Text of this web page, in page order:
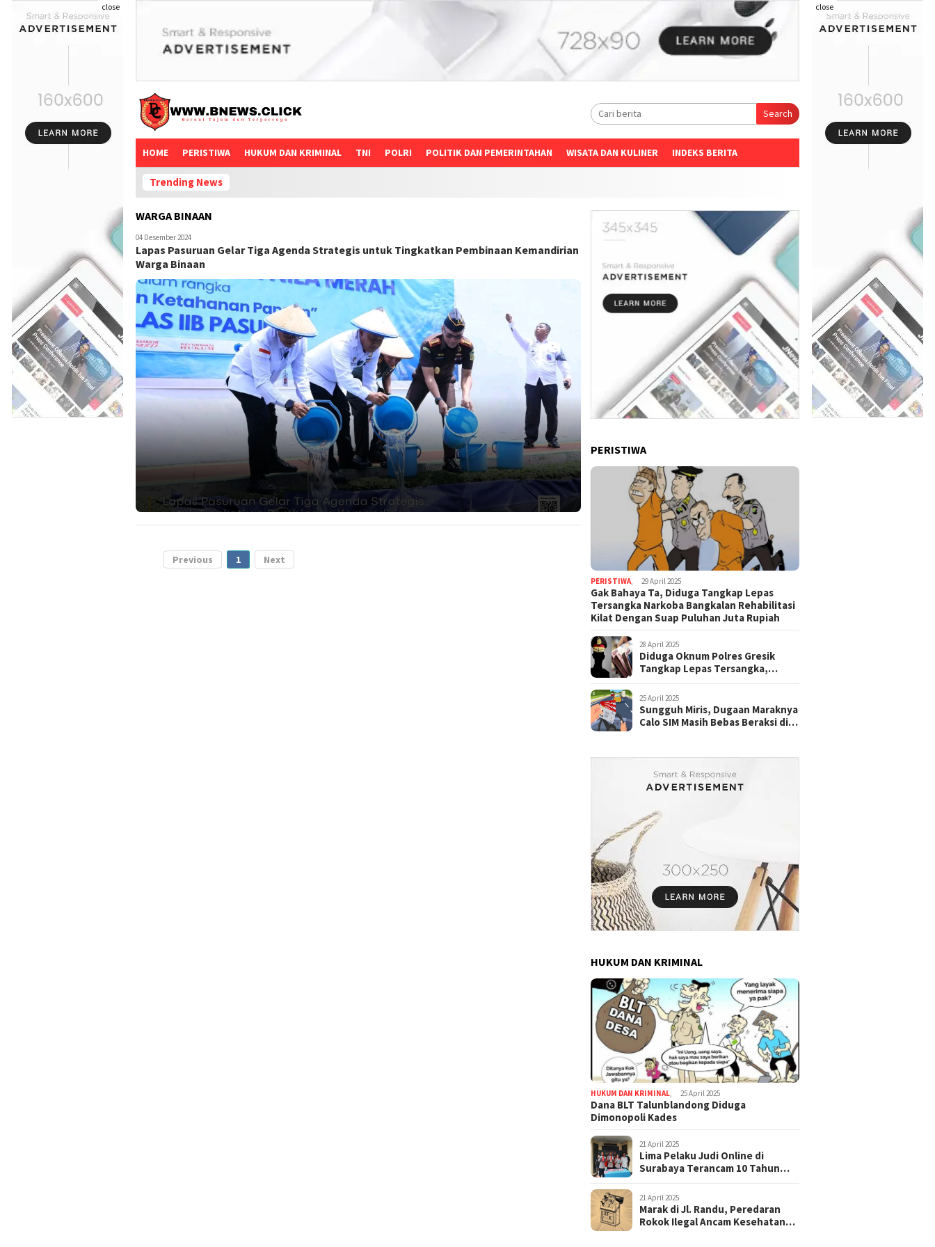
close close
Search
HOME PERISTIWA HUKUM DAN KRIMINAL TNI POLRI POLITIK DAN PEMERINTAHAN WISATA DAN KULINER INDEKS BERITA
Trending News
WARGA BINAAN
04 Desember 2024
Lapas Pasuruan Gelar Tiga Agenda Strategis untuk Tingkatkan Pembinaan Kemandirian
Warga Binaan
Previous 1 Next
PERISTIWA
PERISTIWA, 29 April 2025
Gak Bahaya Ta, Diduga Tangkap Lepas
Tersangka Narkoba Bangkalan Rehabilitasi
Kilat Dengan Suap Puluhan Juta Rupiah
28 April 2025
Diduga Oknum Polres Gresik
Tangkap Lepas Tersangka,
25 April 2025
Sungguh Miris, Dugaan Maraknya
Calo SIM Masih Bebas Beraksi di
HUKUM DAN KRIMINAL
HUKUM DAN KRIMINAL 25 April 2025
Dana BLT Talunblandong Diduga
Dimonopoli Kades
21 April 2025
Lima Pelaku Judi Online di
Surabaya Terancam 10 Tahun
21 April 2025
Marak di Jl. Randu, Peredaran
Rokok Ilegal Ancam Kesehatan